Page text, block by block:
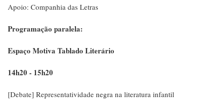
Apoio: Companhia das Letras
Programação paralela:
Espaço Motiva Tablado Literário
14h20 - 15h20
[Debate] Representatividade negra na literatura infantil